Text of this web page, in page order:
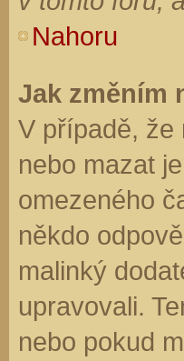
Nahoru
Jak změním
V případě, že
nebo mazat
omezeného
někdo
malinký
upravovali.
nebo pokud